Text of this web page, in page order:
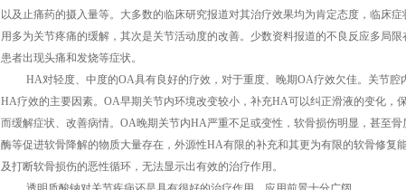
以及止痛药的摄入量等。大多数的临床研究报道对其治疗效果均为肯定态度，临床
用多为关节疼痛的缓解，其次是关节活动度的改善。少数资料报道的不良反应多局
患者出现头痛和发烧等症状。
HA对轻度、中度的OA具有良好的疗效，对于重度、晚期OA疗效欠佳。关节腔
HA疗效的主要因素。 OA早期关节内环境改变较小，补充HA可以纠正滑液的变化，
而缓解症状、改善病情。 OA晚期关节内HA严重不足或变性，软骨损伤明显，甚至
酶等促进软骨降解的物质大量存在，外源性HA有限的补充和其更为有限的软骨修复
及打断软骨损伤的恶性循环，无法显示出有效的治疗作用。